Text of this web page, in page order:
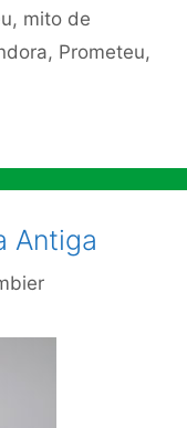
, mito de
, Prometeu,
Antiga